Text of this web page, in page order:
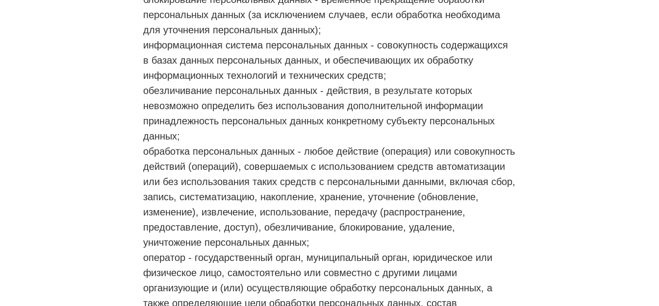
персональных данных (за исключением случаев, если обработка необходима
для уточнения персональных данных);
информационная система персональных данных - совокупность содержащихся
в базах данных персональных данных, и обеспечивающих их обработку
информационных технологий и технических средств;
обезличивание персональных данных - действия, в результате которых
невозможно определить без использования дополнительной информации
принадлежность персональных данных конкретному субъекту персональных
данных;
обработка персональных данных - любое действие (операция) или совокупность
действий (операций), совершаемых с использованием средств автоматизации
или без использования таких средств с персональными данными, включая сбор,
запись, систематизацию, накопление, хранение, уточнение (обновление,
изменение), извлечение, использование, передачу (распространение,
предоставление, доступ), обезличивание, блокирование, удаление,
уничтожение персональных данных;
оператор - государственный орган, муниципальный орган, юридическое или
физическое лицо, самостоятельно или совместно с другими лицами
организующие и (или) осуществляющие обработку персональных данных, а
также определяющие цели обработки персональных данных, состав